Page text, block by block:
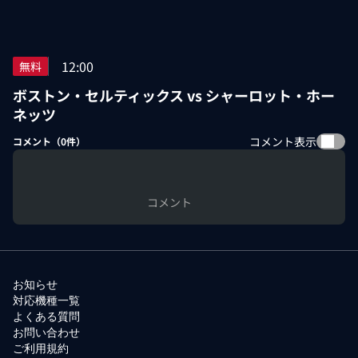
無料 12:00
ボストン・セルティックス vs シャーロット・ホー
ネッツ
コメント（0件） コメント表示
コメント
お知らせ
対応機種一覧
よくある質問
お問い合わせ
ご利用規約